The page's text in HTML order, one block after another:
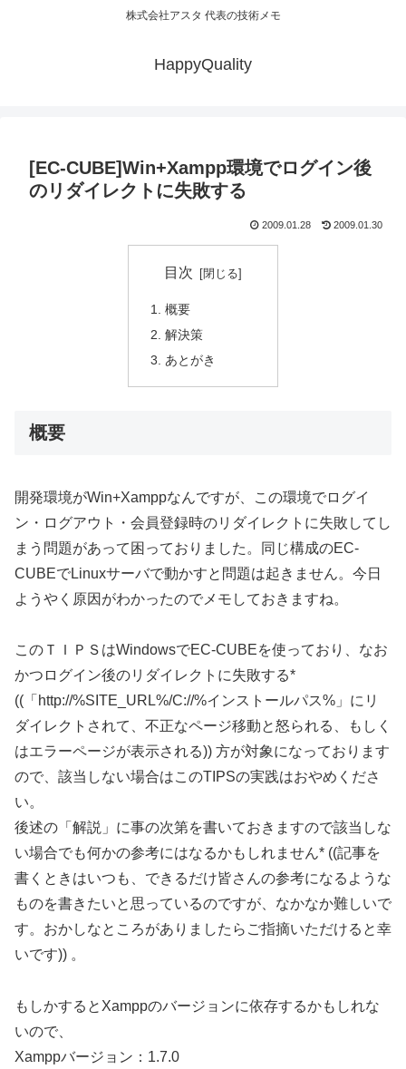
株式会社アスタ 代表の技術メモ
HappyQuality
[EC-CUBE]Win+Xampp環境でログイン後
のリダイレクトに失敗する
2009.01.28 2009.01.30
目次
概要
解決策
あとがき
概要
開発環境がWin+Xamppなんですが、この環境でログイ
ン・ログアウト・会員登録時のリダイレクトに失敗してし
まう問題があって困っておりました。同じ構成のEC-
CUBEでLinuxサーバで動かすと問題は起きません。今日
ようやく原因がわかったのでメモしておきますね。
このＴＩＰＳはWindowsでEC-CUBEを使っており、なお
かつログイン後のリダイレクトに失敗する*
((「http://%SITE_URL%/C://%インストールパス%」にリ
ダイレクトされて、不正なページ移動と怒られる、もしく
はエラーページが表示される)) 方が対象になっております
ので、該当しない場合はこのTIPSの実践はおやめくださ
い。
後述の「解説」に事の次第を書いておきますので該当しな
い場合でも何かの参考にはなるかもしれません* ((記事を
書くときはいつも、できるだけ皆さんの参考になるような
ものを書きたいと思っているのですが、なかなか難しいで
す。おかしなところがありましたらご指摘いただけると幸
いです)) 。
もしかするとXamppのバージョンに依存するかもしれな
いので、
Xamppバージョン：1.7.0